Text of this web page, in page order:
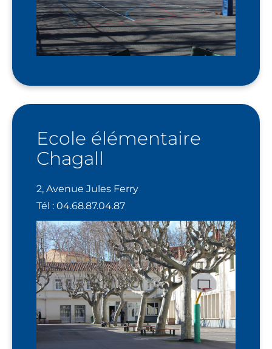
Ecole élémentaire
Chagall
2, Avenue Jules Ferry
Tél : 04.68.87.04.87